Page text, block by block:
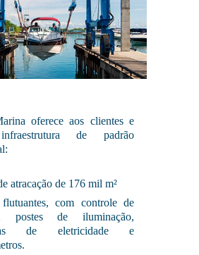
oferece aos clientes e
de padrão
atracação de 176 mil m²
flutuantes, com controle de
postes de iluminação,
de eletricidade e